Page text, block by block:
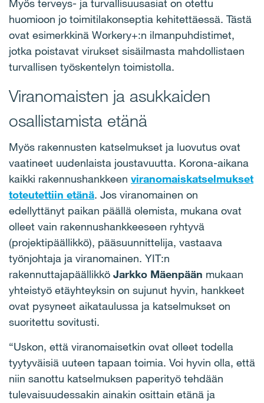
Myös terveys- ja turvallisuusasiat on otettu
huomioon jo toimitilakonseptia kehitettäessä. Tästä
ovat esimerkkinä Workery+:n ilmanpuhdistimet,
jotka poistavat virukset sisäilmasta mahdollistaen
turvallisen työskentelyn toimistolla.
Viranomaisten ja asukkaiden
osallistamista etänä
Myös rakennusten katselmukset ja luovutus ovat
vaatineet uudenlaista joustavuutta. Korona-aikana
kaikki rakennushankkeen viranomaiskatselmukset
toteutettiin etänä. Jos viranomainen on
edellyttänyt paikan päällä olemista, mukana ovat
olleet vain rakennushankkeeseen ryhtyvä
(projektipäällikkö), pääsuunnittelija, vastaava
työnjohtaja ja viranomainen. YIT:n
rakennuttajapäällikkö Jarkko Mäenpään mukaan
yhteistyö etäyhteyksin on sujunut hyvin, hankkeet
ovat pysyneet aikataulussa ja katselmukset on
suoritettu sovitusti.
“Uskon, että viranomaisetkin ovat olleet todella
tyytyväisiä uuteen tapaan toimia. Voi hyvin olla, että
niin sanottu katselmuksen paperityö tehdään
tulevaisuudessakin ainakin osittain etänä ja